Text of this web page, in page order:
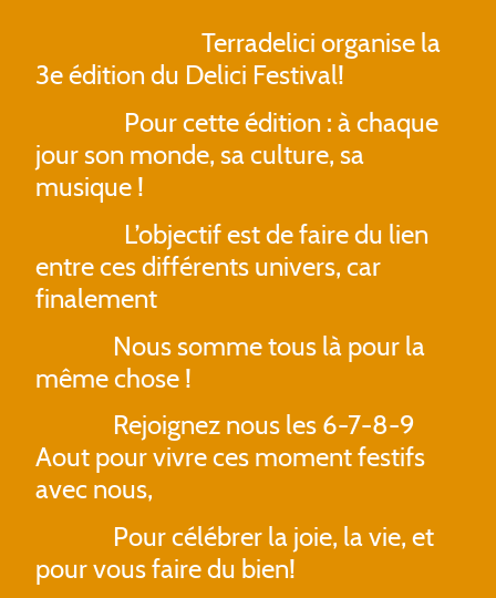
Terradelici organise la
3e édition du Delici Festival!
Pour cette édition : à chaque
jour son monde, sa culture, sa
musique !
L’objectif est de faire du lien
entre ces différents univers, car
finalement
Nous somme tous là pour la
même chose !
Rejoignez nous les 6-7-8-9
Aout pour vivre ces moment festifs
avec nous,
Pour célébrer la joie, la vie, et
pour vous faire du bien!